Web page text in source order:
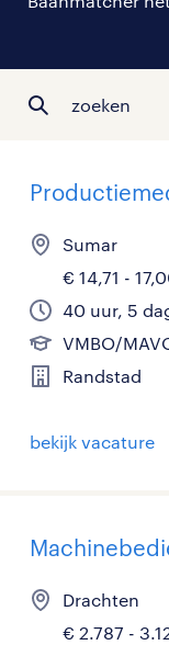
zoeken
Sumar
€ 14,71 -
40 uur, 5
VMBO/
Randstad
bekijk vacature
Drachten
€ 2.787 -